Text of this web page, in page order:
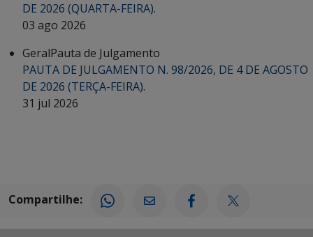
DE 2026 (QUARTA-FEIRA).
03 ago 2026
GeralPauta de Julgamento
PAUTA DE JULGAMENTO N. 98/2026, DE 4 DE AGOSTO
DE 2026 (TERÇA-FEIRA).
31 jul 2026
Compartilhe: